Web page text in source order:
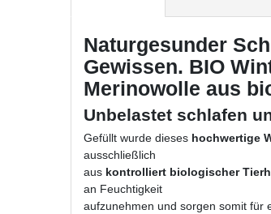
Naturgesunder
Gewissen. BIO
Merinowolle aus
Unbelastet schlafen
Gefüllt wurde dieses hochwertige
ausschließlich
aus kontrolliert biologischer
an Feuchtigkeit
aufzunehmen und sorgen somit für